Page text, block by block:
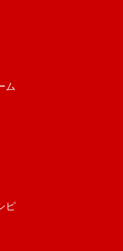
ム
ピ